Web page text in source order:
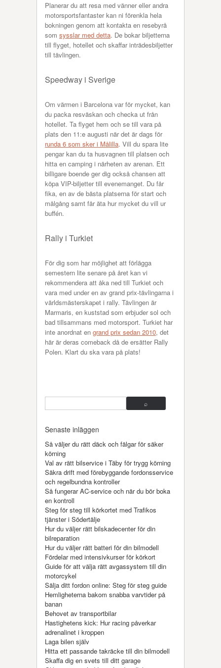
Planerar du att resa med vänner eller andra
motorsportsfantaster kan ni förenkla hela
bokningen genom att kontakta en resebyrå
som sysslar med detta. De bokar biljetterna
till flyget, hotellet och skaffar inträdesbiljetter
till tävlingen.
Speedway i Sverige
Om värmen i Barcelona var för mycket, kan
du packa resväskan och checka ut från
hotellet. Ta flyget hem och se till vara på
plats den 11:e augusti när det är dags för
runda 6 som sker i Målilla. Vill du spara lite
pengar kan du ta husvagnen till platsen och
hitta en camping i närheten av arenan. Ett
billigare boende ger dig också chansen att
köpa VIP-biljetter till evenemanget. Du får
fika, en av de bästa platserna för start och
målgång samt får äta hur mycket du vill ur
buffén.
Rally i Turkiet
För dig som har möjlighet att förlägga
semestern lite senare på året kan vi
rekommendera att åka ned till Turkiet och
vara med under en av grand prix-tävlingarna i
världsmästerskapet i rally. Tävlingen är
Marmaris, en kuststad som erbjuder sol och
bad tillsammans med motorsport. Turkiet har
inte anordnat en grand prix sedan 2010, det
här är deras comeback då de ersätter Rally
Polen. Klart du ska vara på plats!
Senaste inläggen
Så väljer du rätt däck och fälgar för säker
körning
Val av rätt bilservice i Täby för trygg körning
Säkra drift med förebyggande fordonsservice
och regelbundna kontroller
Så fungerar AC-service och när du bör boka
en kontroll
Steg för steg till körkortet med Trafikos
tjänster i Södertälje
Hur du väljer rätt bilskadecenter för din
bilreparation
Hur du väljer rätt batteri för din bilmodell
Fördelar med intensivkurser för körkort
Guide för att välja rätt avgassystem till din
motorcykel
Sälja ditt fordon online: Steg för steg guide
Hemligheterna bakom snabba varvtider på
banan
Behovet av transportbilar
Hastighetens kick: Hur racing påverkar
adrenalinet i kroppen
Laga bilen själv
Hitta ett passande takräcke till din bilmodell
Skaffa dig en svets till ditt garage